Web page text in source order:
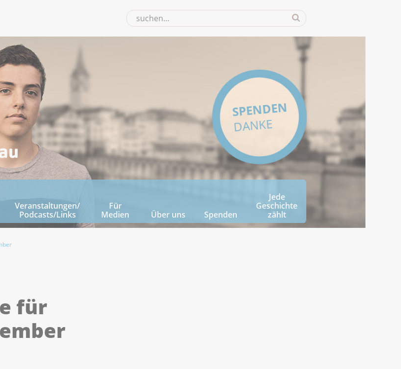
SPENDEN
DANKE
Veranstaltungen/
Podcasts/Links
Für
Medien
Über uns Spenden
Jede
Geschichte
zählt
für